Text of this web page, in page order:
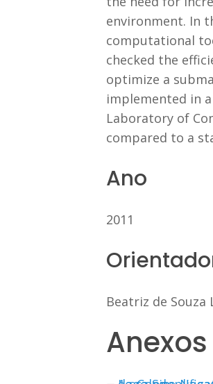
environment. In
computational
checked the
optimize a
implemented in
Laboratory of
compared to a
Ano
2011
Beatriz de Souza
Anexos